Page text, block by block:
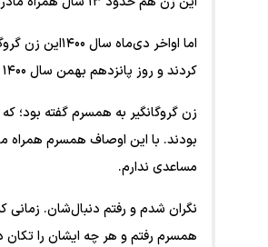
اما اواخر
کردند و روز پانزدهم بهمن سال ۱۴۰۰ راهی منزل مذکور در محله‌ی یخسازی رشت، کوچه‌ی حقدانی شد.
زن گروگانگیر به همسرم گفته بود؛
بودند. با این اوصاف همسرم همراه
مساعدی ندارم.
نگران شدم و رفتم دنبال‌شان. زمانی
همسرم رفتم و هر چه ایشان را تکان